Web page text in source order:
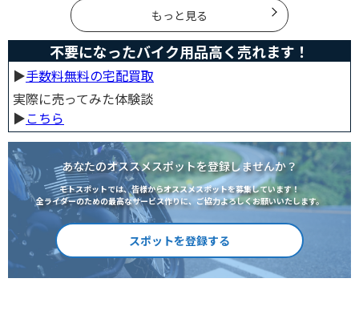
もっと見る
不要になったバイク用品高く売れます！
▶︎手数料無料の宅配買取
実際に売ってみた体験談
▶︎こちら
あなたのオススメスポットを登録しませんか？
モトスポットでは、皆様からオススメスポットを募集しています！
全ライダーのための最高なサービス作りに、ご協力よろしくお願いいたします。
スポットを登録する